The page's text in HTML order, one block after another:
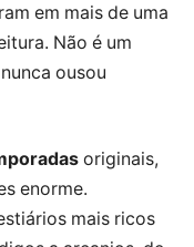
em mais de uma
Não é um
ousou
originais,
enorme.
mais ricos